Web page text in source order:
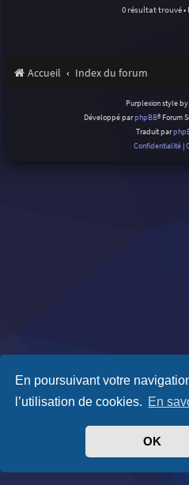
En poursuivant votre
l’utilisation de cookies. En
OK
0 résultat trouvé •
Accueil Index du forum
Purplexion style by
Développé parphpBB® Forum
Traduit par
Confidentialité |